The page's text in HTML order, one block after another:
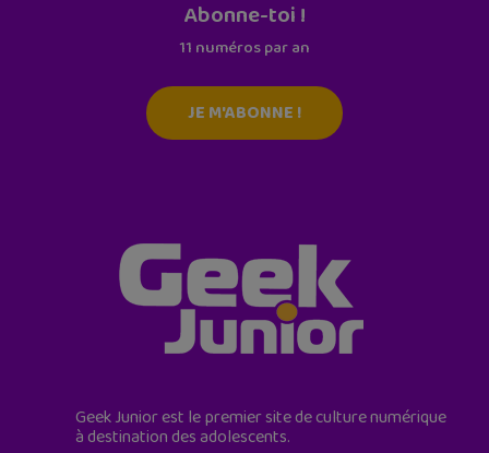
Abonne-toi !
11 numéros par an
JE M'ABONNE !
Geek Junior est le premier site de culture numérique
à destination des adolescents.